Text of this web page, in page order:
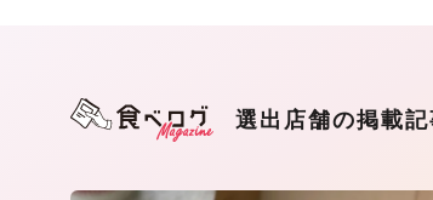
選出店舗の掲載記